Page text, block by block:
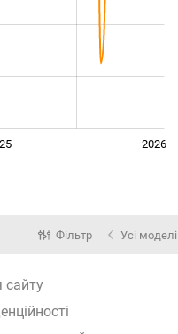
2026
Фільтр Усі моделі
сайту